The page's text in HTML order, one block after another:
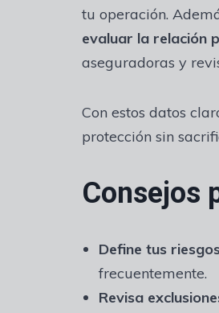
tu operación.
evaluar la relación
aseguradoras y
Con estos datos
protección sin
Consejos
Define tus
frecuentemente.
Revisa